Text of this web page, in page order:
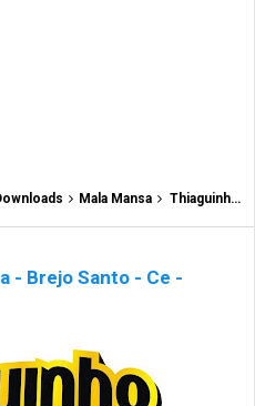
Mala Mansa Thiaguinho & Mala Mansa - Brejo Santo - Ce - Julho 2014
- Brejo Santo - Ce -